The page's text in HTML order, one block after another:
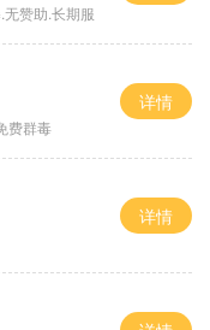
赞助.长期服
费群毒
详情
详情